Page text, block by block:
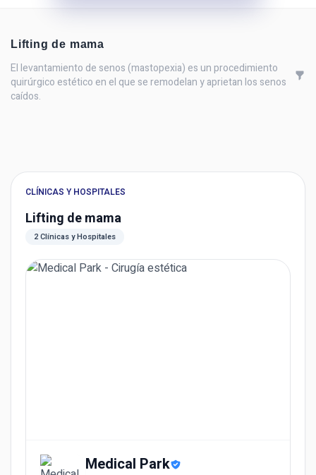
Lifting de mama
El levantamiento de senos (mastopexia) es un procedimiento
quirúrgico estético en el que se remodelan y aprietan los senos
caídos.
CLÍNICAS Y HOSPITALES
Lifting de mama
2 Clínicas y Hospitales
Medical Park